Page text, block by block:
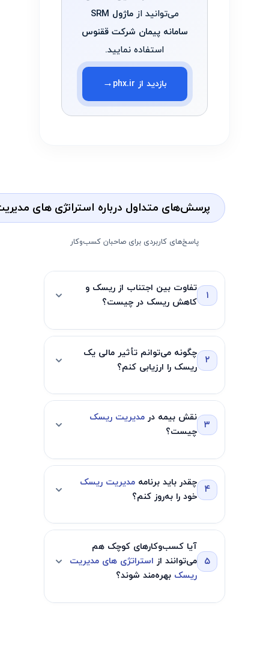
می‌توانید از
ماژول SRM
سامانه پیمان شرکت ققنوس
استفاده نمایید.
بازدید از phx.ir →
پرسش‌های متداول درباره استراتژی‌ های
پاسخ‌های کاربردی برای صاحبان کسب‌وکار
۱
تفاوت بین اجتناب از ریسک و
کاهش ریسک در چیست؟
اجتناب از ریسک به معنای حذف کامل یک
ریسک با انتخاب مسیر یا رویکردی
متفاوت است. به عنوان مثال، اجتناب از
مانند استفاده از تدابیر امنیتی برای حفاظت
۲
چگونه می‌توانم تأثیر مالی یک
ریسک را ارزیابی کنم؟
برای ارزیابی تأثیر مالی، ابتدا باید میزان
خسارت یا هزینه‌های احتمالی ناشی از آن
ریسک را تخمین بزنید. هزینه‌های
قانونی و آسیب به اعتبار. استفاده از
شما کمک کند تا تأثیر احتمالی را کمی‌سازی
کنید.
۳
نقش بیمه در مدیریت ریسک
چیست؟
بیمه ابزاری برای انتقال ریسک است، که در
آن شما بار مالی برخی ریسک‌ها را به یک
شرکت بیمه منتقل می‌کنید. این کمک
پوشش دهید و اطمینان حاصل کنید که
کسب‌وکار شما از نظر مالی پایدار می‌ماند.
۴
چقدر باید برنامه مدیریت ریسک
خود را به‌روز کنم؟
برنامه مدیریت ریسک شما باید به‌طور
منظم بازبینی و به‌روز شود—ایده‌آل‌ترین
حالت این است که سالانه انجام شود یا
پس از تغییرات بزرگ در محیط کسب‌وکار.
با این حال، مهم است که به‌طور مداوم
۵
آیا کسب‌وکارهای کوچک هم
می‌توانند از استراتژی‌ های مدیریت
ریسک بهره‌مند شوند؟